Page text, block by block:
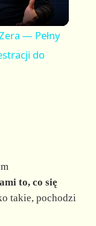
— Pełny
do
to, co się
takie, pochodzi